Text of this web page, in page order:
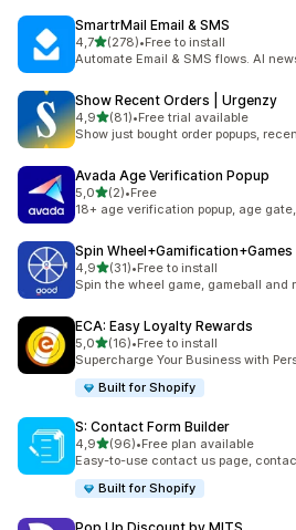
SmartrMail Email & SMS
4,7z 5 hvězd
(278)
Celkový počet recenzí: 278
•Free to install
Automate Email & SMS flows. AI
Show Recent Orders | Urgenzy
4,9z 5 hvězd
(81)
Celkový počet recenzí: 81
•Free trial available
Show just bought order popups,
Avada Age Verification Popup
5,0z 5 hvězd
(2)
Celkový počet recenzí: 2
•Free
18+ age verification popup, age
Spin Wheel+Gamification+Games
4,9z 5 hvězd
(31)
Celkový počet recenzí: 31
•Free to install
Spin the wheel game, gameball and
ECA: Easy Loyalty Rewards
5,0z 5 hvězd
(16)
Celkový počet recenzí: 16
•Free to install
Supercharge Your Business with
Built for Shopify
S: Contact Form Builder
4,9z 5 hvězd
(96)
Celkový počet recenzí: 96
•Free plan available
Easy-to-use contact us page,
Built for Shopify